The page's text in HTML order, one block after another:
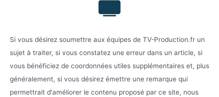
Si vous désirez soumettre aux équipes de TV-Production.fr un
sujet à traiter, si vous constatez une erreur dans un article, si
vous bénéficiez de coordonnées utiles supplémentaires et, plus
généralement, si vous désirez émettre une remarque qui
permettrait d'améliorer le contenu proposé par ce site, nous